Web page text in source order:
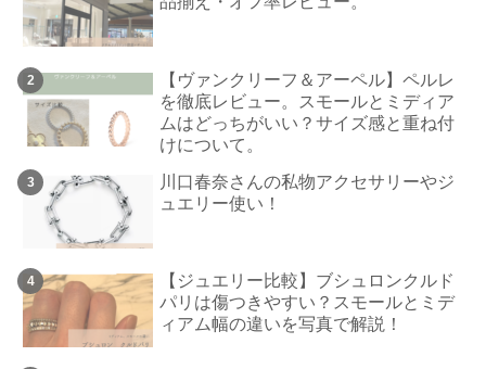
【ヴァンクリーフ＆アーペル】ペルレ
を徹底レビュー。スモールとミディア
ムはどっちがいい？サイズ感と重ね付
けについて。
川口春奈さんの私物アクセサリーやジ
ュエリー使い！
【ジュエリー比較】ブシュロンクルド
パリは傷つきやすい？スモールとミデ
ィアム幅の違いを写真で解説！